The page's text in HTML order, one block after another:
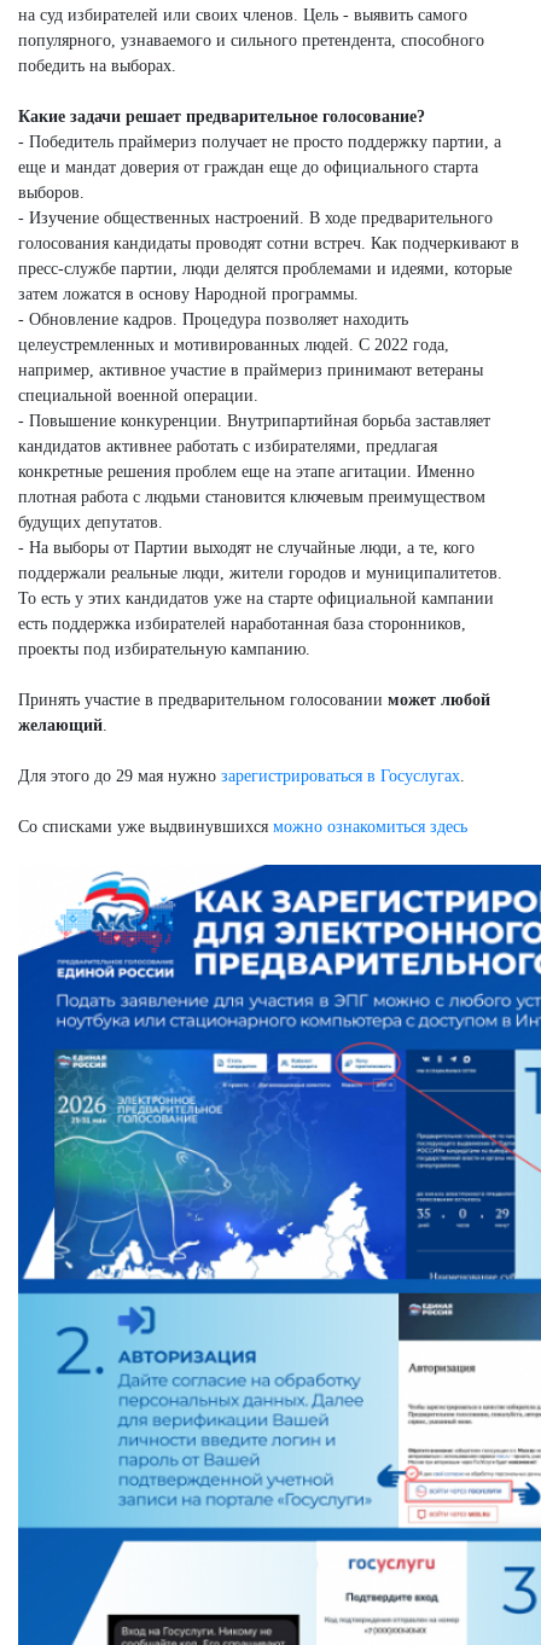
на суд избирателей или своих членов. Цель - выявить самого
популярного, узнаваемого и сильного претендента, способного
победить на выборах.
Какие задачи решает предварительное голосование?
- Победитель праймериз получает не просто поддержку партии, а
еще и мандат доверия от граждан еще до официального старта
выборов.
- Изучение общественных настроений. В ходе предварительного
голосования кандидаты проводят сотни встреч. Как подчеркивают в
пресс-службе партии, люди делятся проблемами и идеями, которые
затем ложатся в основу Народной программы.
- Обновление кадров. Процедура позволяет находить
целеустремленных и мотивированных людей. С 2022 года,
например, активное участие в праймериз принимают ветераны
специальной военной операции.
- Повышение конкуренции. Внутрипартийная борьба заставляет
кандидатов активнее работать с избирателями, предлагая
конкретные решения проблем еще на этапе агитации. Именно
плотная работа с людьми становится ключевым преимуществом
будущих депутатов.
- На выборы от Партии выходят не случайные люди, а те, кого
поддержали реальные люди, жители городов и муниципалитетов.
То есть у этих кандидатов уже на старте официальной кампании
есть поддержка избирателей наработанная база сторонников,
проекты под избирательную кампанию.
Принять участие в предварительном голосовании может любой
желающий
Для этого до 29 мая нужно зарегистрироваться в Госуслугах
Со списками уже выдвинувшихся можно ознакомиться здесь